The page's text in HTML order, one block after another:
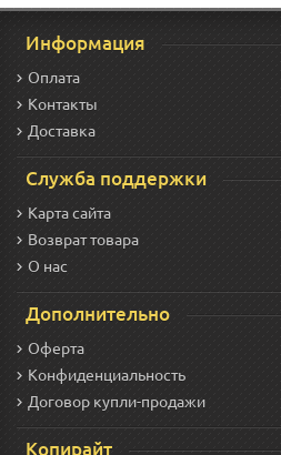
Информация
Оплата
Контакты
Доставка
Служба поддержки
Карта сайта
Возврат товара
О нас
Дополнительно
Оферта
Конфиденциальность
Договор купли-продажи
Копирайт